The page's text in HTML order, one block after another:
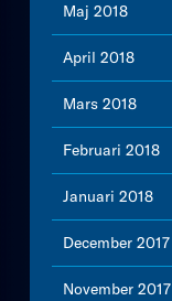
Maj 2018
April 2018
Mars 2018
Februari 2018
Januari 2018
December 2017
November 2017